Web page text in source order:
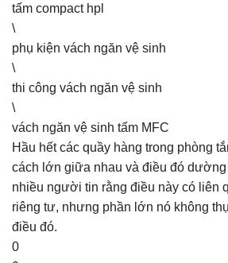
tấm compact hpl
\
phụ kiện vách ngăn vệ sinh
\
thi công vách ngăn vệ sinh
\
vách ngăn vệ sinh tấm MFC
Hầu hết các quầy hàng trong phòng
cách lớn giữa nhau và điều đó
nhiều người tin rằng điều này có liên
riêng tư, nhưng phần lớn nó không
điều đó.
0